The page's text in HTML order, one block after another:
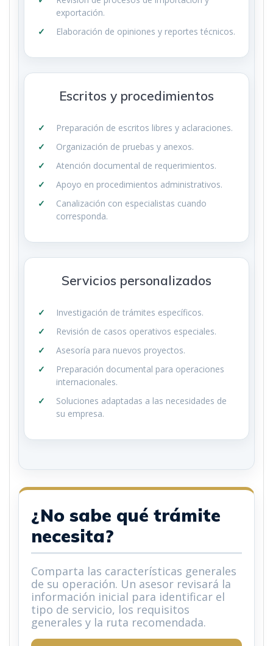
exportación.
Elaboración de opiniones y reportes técnicos.
Escritos y procedimientos
Preparación de escritos libres y aclaraciones.
Organización de pruebas y anexos.
Atención documental de requerimientos.
Apoyo en procedimientos administrativos.
Canalización con especialistas cuando
corresponda.
Servicios personalizados
Investigación de trámites específicos.
Revisión de casos operativos especiales.
Asesoría para nuevos proyectos.
Preparación documental para operaciones
internacionales.
Soluciones adaptadas a las necesidades de
su empresa.
¿No sabe qué trámite
necesita?
Comparta las características generales
de su operación. Un asesor revisará la
información inicial para identificar el
tipo de servicio, los requisitos
generales y la ruta recomendada.